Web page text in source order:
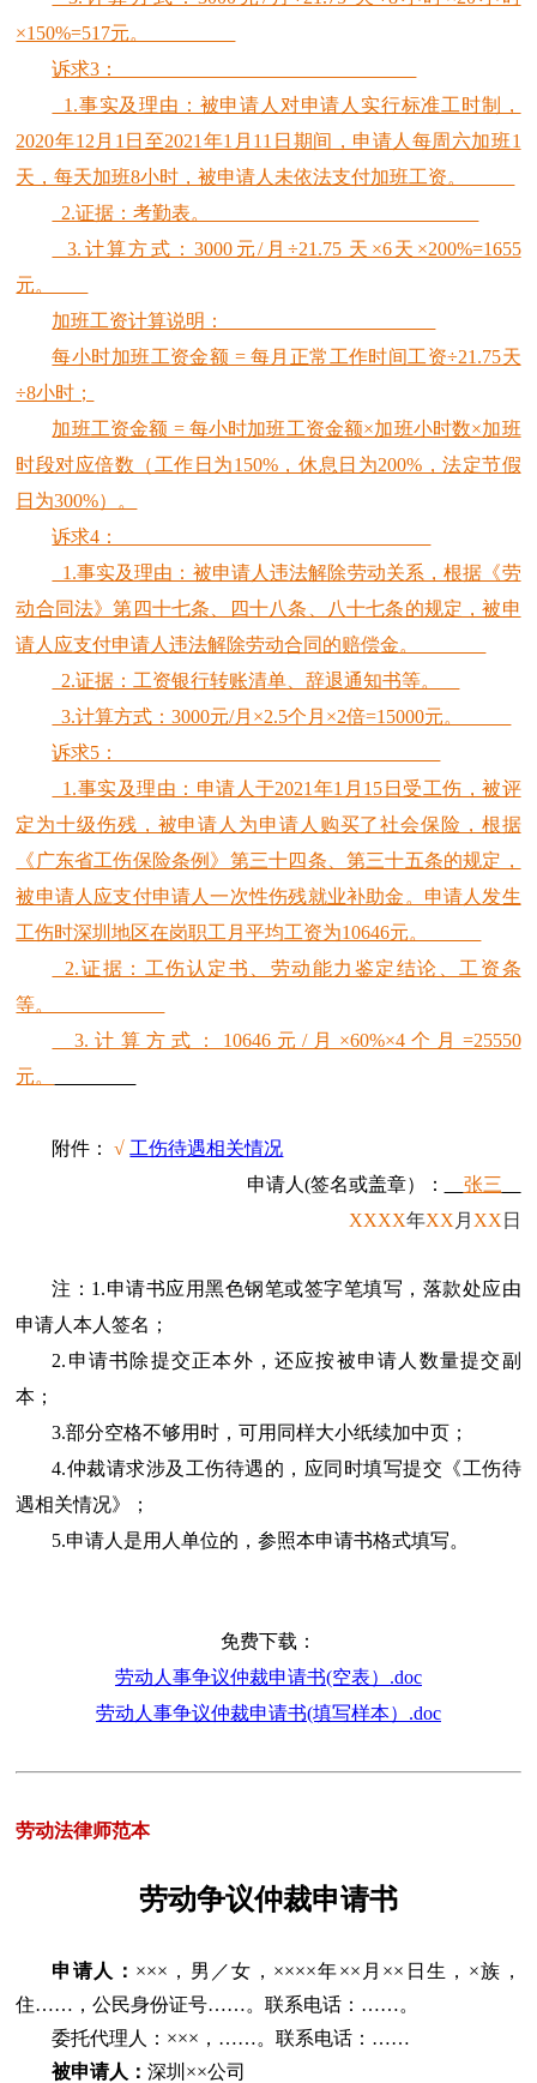
×150%=517元。
诉求3：
1.事实及理由：被申请人对申请人实行标准工时制，
2020年12月1日至2021年1月11日期间，申请人每周六加班1
天，每天加班8小时，被申请人未依法支付加班工资。
2.证据：考勤表。
3.计算方式：3000元/月÷21.75 天×6天×200%=1655
元。
加班工资计算说明：
每小时加班工资金额 = 每月正常工作时间工资÷21.75天
÷8小时；
加班工资金额 = 每小时加班工资金额×加班小时数×加班
时段对应倍数（工作日为150%，休息日为200%，法定节假
日为300%）。
诉求4：
1.事实及理由：被申请人违法解除劳动关系，根据《劳
动合同法》第四十七条、四十八条、八十七条的规定，被申
请人应支付申请人违法解除劳动合同的赔偿金。
2.证据：工资银行转账清单、辞退通知书等。
3.计算方式：3000元/月×2.5个月×2倍=15000元。
诉求5：
1.事实及理由：申请人于2021年1月15日受工伤，被评
定为十级伤残，被申请人为申请人购买了社会保险，根据
《广东省工伤保险条例》第三十四条、第三十五条的规定，
被申请人应支付申请人一次性伤残就业补助金。申请人发生
工伤时深圳地区在岗职工月平均工资为10646元。
2.证据：工伤认定书、劳动能力鉴定结论、工资条
等。
3.计算方式：10646元/月×60%×4个月=25550
元。
附件：√ 工伤待遇相关情况
申请人(签名或盖章）：
张三
XXXX年XX 月 XX 日
注：1.申请书应用黑色钢笔或签字笔填写，落款处应由
申请人本人签名；
2.申请书除提交正本外，还应按被申请人数量提交副
本；
3.部分空格不够用时，可用同样大小纸续加中页；
4.仲裁请求涉及工伤待遇的，应同时填写提交《工伤待
遇相关情况》；
5.申请人是用人单位的，参照本申请书格式填写。
免费下载：
劳动人事争议仲裁申请书(空表）.doc
劳动人事争议仲裁申请书(填写样本）.doc
劳动法律师范本
劳动争议仲裁申请书
申请人： ×××，男／女，××××年××月××日生，×族，
住……，公民身份证号……。联系电话：……。
委托代理人：×××，……。联系电话：……
被申请人：深圳××公司